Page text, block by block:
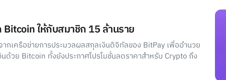
ให้กับสมาชิก 15 ล้านราย
ากเครือข่ายการประมวลผลสกุลเงินดิจิทัลของ BitPay เพื่ออำนวย
นด้วย Bitcoin ทั้งยังประกาศโปรโมชั่นลดราคาสำหรับ Crypto ถึง